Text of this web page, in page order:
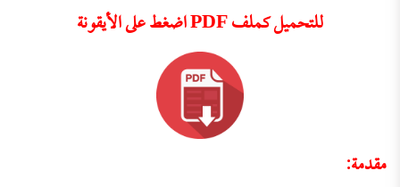
للتحميل كملف PDF اضغط على الأيقونة
مقدمة: